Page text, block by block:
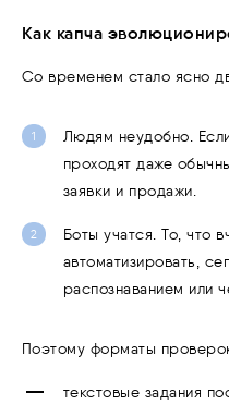
Как капча
Со временем стало ясно
Людям неудобно.
проходят даже
заявки и продажи.
Боты учатся. То, что
автоматизировать,
распознаванием или
Поэтому форматы
текстовые задания